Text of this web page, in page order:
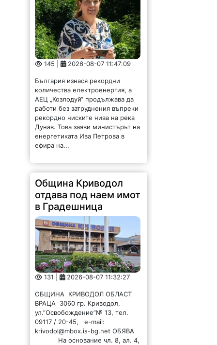
145 | 2026-08-07 11:47:09
България изнася рекордни
количества електроенергия, а
АЕЦ „Козлодуй“ продължава да
работи без затруднения въпреки
рекордно ниските нива на река
Дунав. Това заяви министърът на
енергетиката Ива Петрова в
ефира на...
Община Криводол
отдава под наем имот
в Градешница
131 | 2026-08-07 11:32:27
ОБЩИНА КРИВОДОЛ ОБЛАСТ
ВРАЦА 3060 гр. Криводол,
ул.”Освобождение”№ 13, тел.
09117 / 20-45, e-mail:
krivodol@mbox.is-bg.net ОБЯВА
На основание чл. 8, ал. 4,